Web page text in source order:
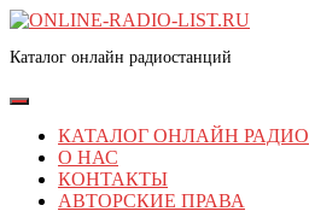
Перейти
содержимому
к
содержимому
Каталог онлайн радиостанций
Кнопка
ОткрытьКАТАЛОГ ОНЛАЙН РАДИО
О НАС
КОНТАКТЫ
АВТОРСКИЕ ПРАВА